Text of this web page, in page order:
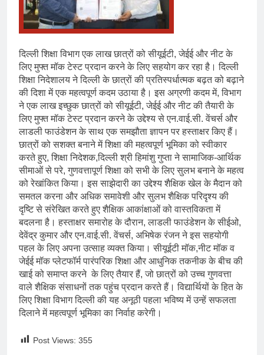
दिल्ली शिक्षा विभाग एक लाख छात्रों को सीयूईटी, जेईई और नीट के
लिए मुफ्त मॉक टेस्ट प्रदान करने के लिए सहयोग कर रहा है। दिल्ली
शिक्षा निदेशालय ने दिल्ली के छात्रों की प्रतिस्पर्धात्मक बढ़त को बढ़ाने
की दिशा में एक महत्वपूर्ण कदम उठाया है। इस अग्रणी कदम में, विभाग
ने एक लाख इच्छुक छात्रों को सीयूईटी, जेईई और नीट की तैयारी के
लिए मुफ्त मॉक टेस्ट प्रदान करने के उद्देश्य से एन.वाई.सी. वेंचर्स और
लाडली फाउंडेशन के साथ एक समझौता ज्ञापन पर हस्ताक्षर किए हैं।
छात्रों को सशक्त बनाने में शिक्षा की महत्वपूर्ण भूमिका को स्वीकार
करते हुए, शिक्षा निदेशक,दिल्ली श्री हिमांशु गुप्ता ने सामाजिक-आर्थिक
सीमाओं से परे, गुणवत्तापूर्ण शिक्षा को सभी के लिए सुलभ बनाने के महत्व
को रेखांकित किया। इस साझेदारी का उद्देश्य शैक्षिक खेल के मैदान को
समतल करना और अधिक समावेशी और सुलभ शैक्षिक परिदृश्य की
दृष्टि से संरेखित करते हुए शैक्षिक आकांक्षाओं को वास्तविकता में
बदलना है। हस्ताक्षर समारोह के दौरान, लाडली फाउंडेशन के सीईओ,
देवेंद्र कुमार और एन.वाई.सी. वेंचर्स, अभिषेक रंजन ने इस सहयोगी
पहल के लिए अपना उत्साह व्यक्त किया। सीयूईटी मॉक,नीट मॉक व
जेईई मॉक प्लेटफॉर्म पारंपरिक शिक्षा और आधुनिक तकनीक के बीच की
खाई को समाप्त करने के लिए तैयार हैं, जो छात्रों को उच्च गुणवत्ता
वाले शैक्षिक संसाधनों तक पहुंच प्रदान करते हैं। विद्यार्थियों के हित के
लिए शिक्षा विभाग दिल्ली की यह अनूठी पहला भविष्य में उन्हें सफलता
दिलाने में महत्वपूर्ण भूमिका का निर्वाह करेगी।
Post Views: 355